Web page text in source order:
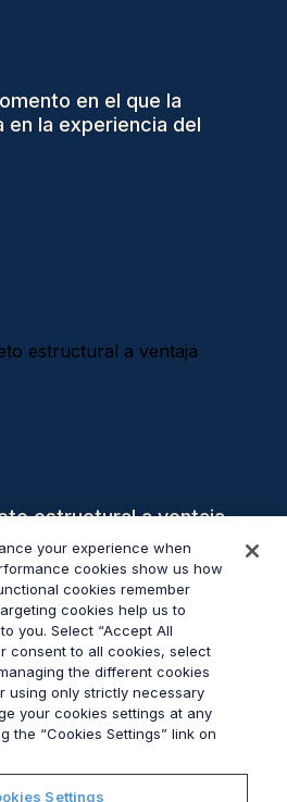
en el que la
la experiencia del
estructural a ventaja
Grayling
esclavitud moderna
de privacidad
your experience when
cookies show us how
cookies remember
cookies help us to
you. Select “Accept All
consent to all cookies, select
the different cookies
using only strictly necessary
your cookies settings at any
the “Cookies Settings” link on
Settings